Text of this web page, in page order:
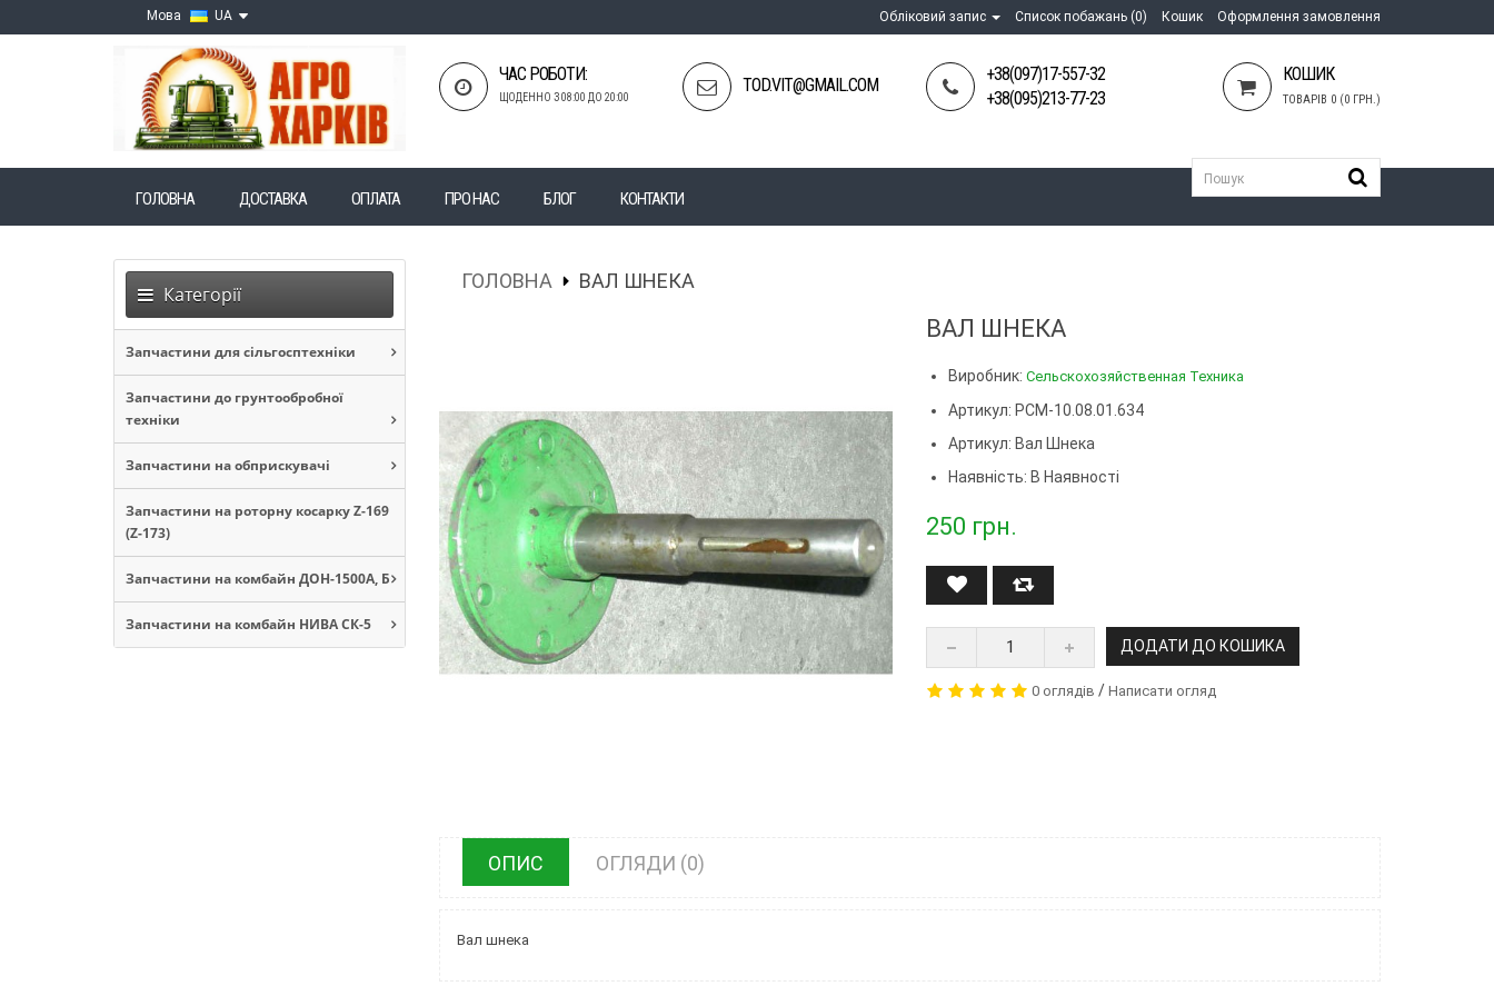
Мова UA Обліковий запис Список побажань (0) Кошик Оформлення замовлення
ЧАС РОБОТИ:
ЩОДЕННО З 08:00 ДО 20:00
TOD.VIT@GMAIL.COM
+38(097)17-557-32
+38(095)213-77-23
КОШИК
ТОВАРІВ 0 (0 ГРН.)
ГОЛОВНА ДОСТАВКА ОПЛАТА ПРО НАС БЛОГ КОНТАКТИ
Категорії
Запчастини для сільгосптехніки
Запчастини до грунтообробної
техніки
Запчастини на обприскувачі
Запчастини на роторну косарку Z-169
(Z-173)
Запчастини на комбайн ДОН-1500А, Б
Запчастини на комбайн НИВА СК-5
ГОЛОВНА ВАЛ ШНЕКА
ВАЛ ШНЕКА
Виробник:Сельскохозяйственная Техника
Артикул: РСМ-10.08.01.634
Артикул: Вал Шнека
Наявність: В Наявності
250 грн.
ДОДАТИ ДО КОШИКА
0 оглядів /Написати огляд
ОПИС ОГЛЯДИ (0)
Вал шнека